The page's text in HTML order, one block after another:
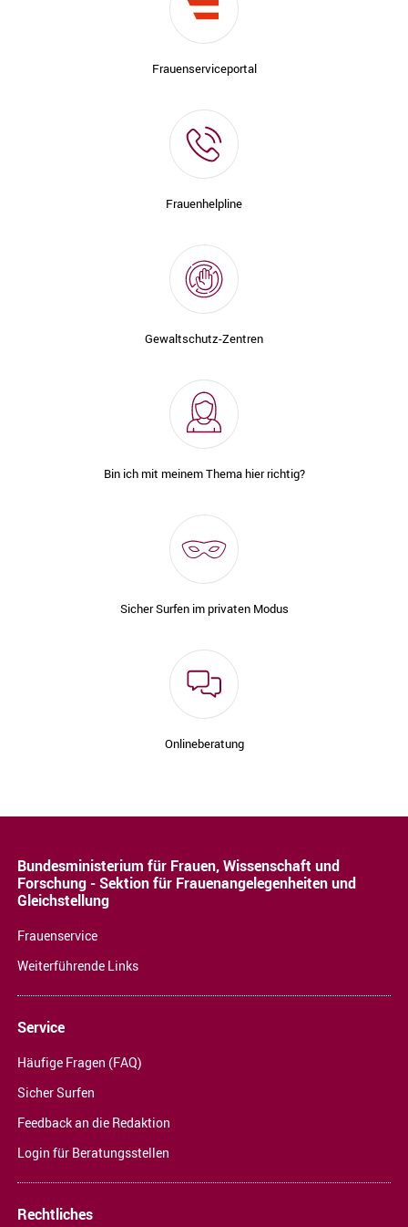
Frauenserviceportal
Frauenhelpline
Gewaltschutz-Zentren
Bin ich mit meinem Thema hier richtig?
Sicher Surfen im privaten Modus
Onlineberatung
Bundesministerium für Frauen, Wissenschaft und
Forschung - Sektion für Frauenangelegenheiten und
Gleichstellung
Frauenservice
Weiterführende Links
Service
Häufige Fragen (FAQ)
Sicher Surfen
Feedback an die Redaktion
Login für Beratungsstellen
Rechtliches